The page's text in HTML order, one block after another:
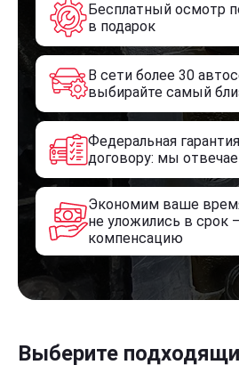
Бесплатный осмотр
в подарок
В сети более 30
выбирайте самый
Федеральная
договору: мы
Экономим ваше
не уложились в срок
компенсацию
Выберите